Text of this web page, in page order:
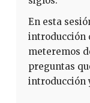
En esta
introducción
meteremos
preguntas
introducción